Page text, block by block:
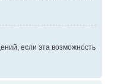
если эта возможность